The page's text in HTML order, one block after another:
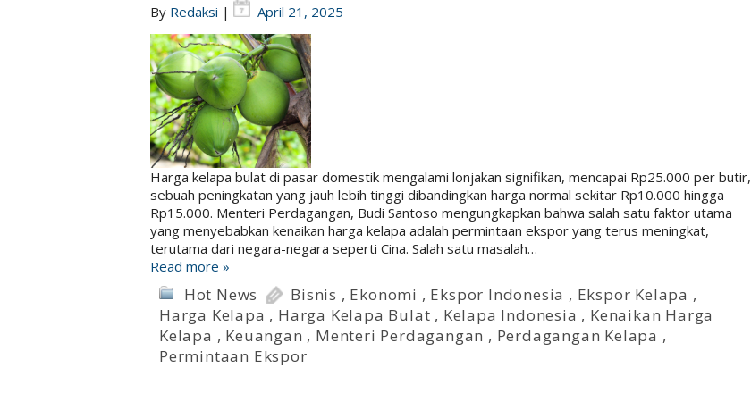
By Redaksi | April 21, 2025
Harga kelapa bulat di pasar domestik mengalami lonjakan signifikan, mencapai Rp25.000 per butir,
sebuah peningkatan yang jauh lebih tinggi dibandingkan harga normal sekitar Rp10.000 hingga
Rp15.000. Menteri Perdagangan, Budi Santoso mengungkapkan bahwa salah satu faktor utama
yang menyebabkan kenaikan harga kelapa adalah permintaan ekspor yang terus meningkat,
terutama dari negara-negara seperti Cina. Salah satu masalah…
Read more »
Hot News Bisnis , Ekonomi , Ekspor Indonesia , Ekspor Kelapa ,
Harga Kelapa , Harga Kelapa Bulat , Kelapa Indonesia , Kenaikan Harga
Kelapa , Keuangan , Menteri Perdagangan , Perdagangan Kelapa ,
Permintaan Ekspor